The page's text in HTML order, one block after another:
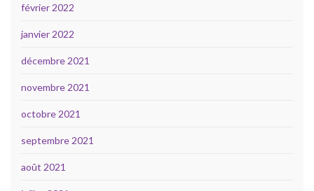
février 2022
janvier 2022
décembre 2021
novembre 2021
octobre 2021
septembre 2021
août 2021